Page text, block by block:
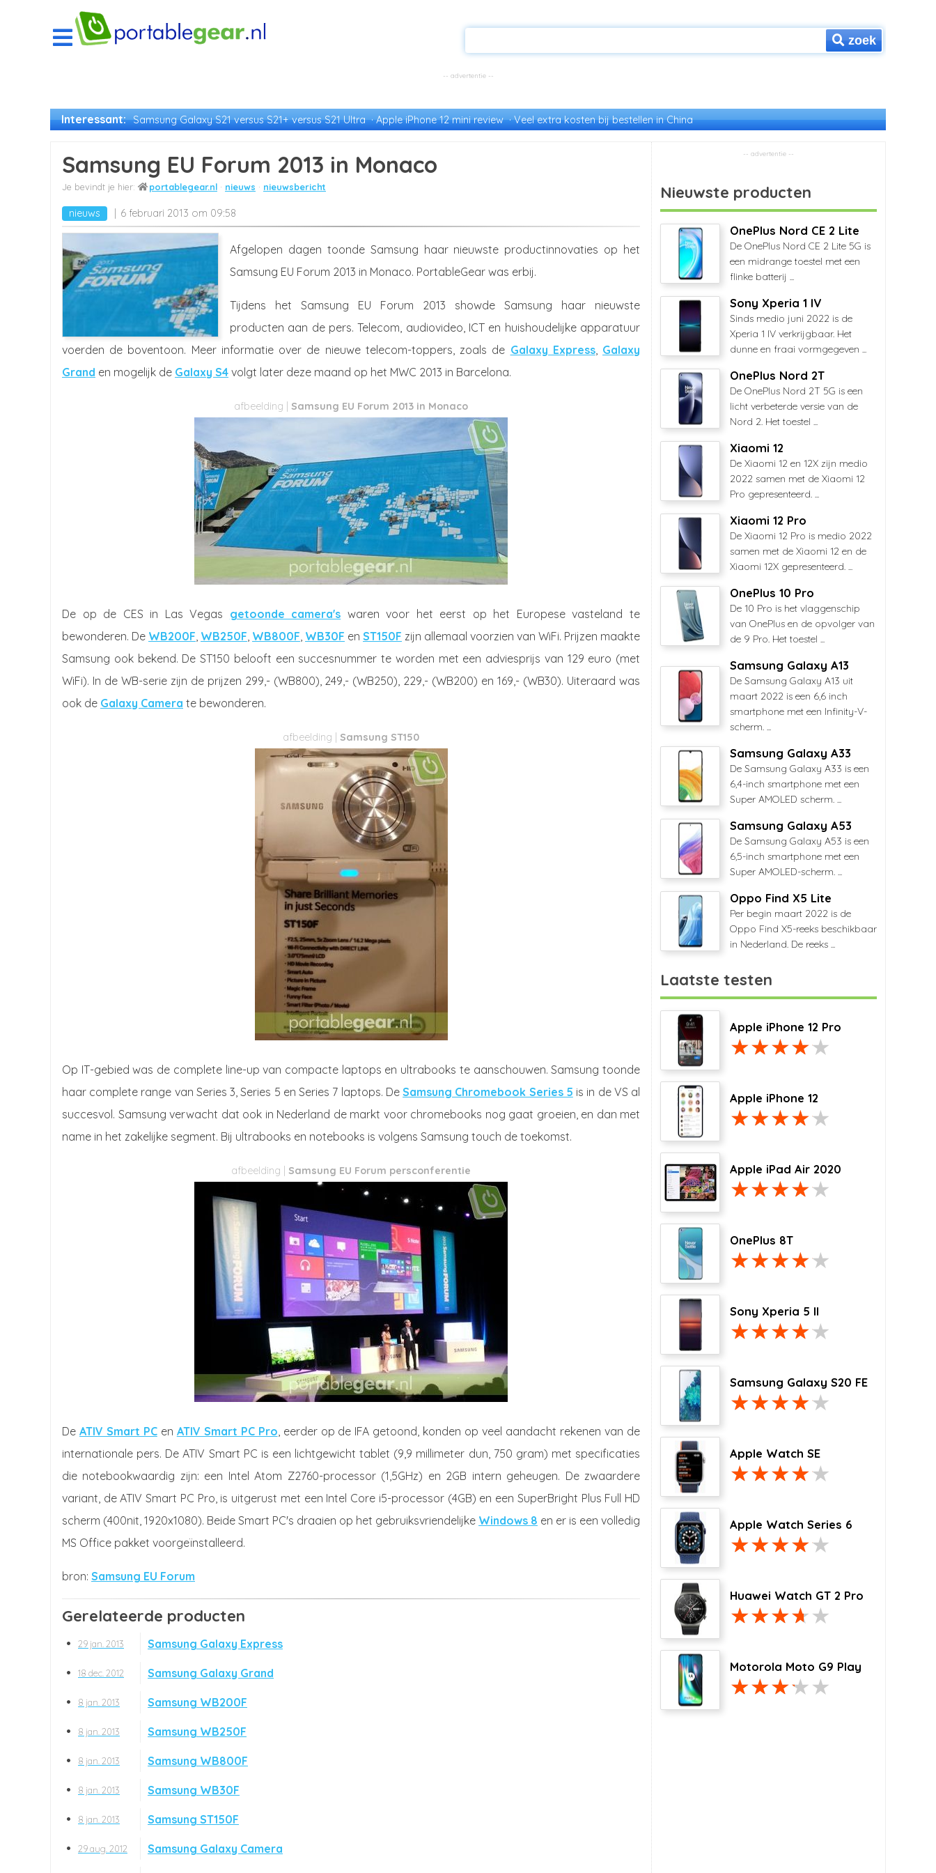
zoek
Interessant: Samsung Galaxy S21 versus S21+ versus S21 Ultra Apple iPhone 12 mini review Veel extra kosten bij bestellen in China
Samsung EU Forum 2013 in Monaco
portablegear.nl nieuws nieuwsbericht
nieuws 6 februari 2013 om 09:58
Afgelopen dagen toonde Samsung haar nieuwste productinnovaties op het
Samsung EU Forum 2013 in Monaco. PortableGear was erbij.
Tijdens het Samsung EU Forum 2013 showde Samsung haar nieuwste
producten aan de pers. Telecom, audiovideo, ICT en huishoudelijke apparatuur
voerden de boventoon. Meer informatie over de nieuwe telecom-toppers, zoals de Galaxy Express, Galaxy
Grand en mogelijk de Galaxy S4 volgt later deze maand op het MWC 2013 in Barcelona.
Samsung EU Forum 2013 in Monaco
De op de CES in Las Vegas getoonde camera's waren voor het eerst op het Europese vasteland te
bewonderen. De WB200F WB250F WB800F WB30F en ST150F zijn allemaal voorzien van WiFi. Prijzen maakte
Samsung ook bekend. De ST150 belooft een succesnummer te worden met een adviesprijs van 129 euro (met
WiFi). In de WB-serie zijn de prijzen 299,- (WB800), 249,- (WB250), 229,- (WB200) en 169,- (WB30). Uiteraard was
ook de Galaxy Camera te bewonderen.
Samsung ST150
Op IT-gebied was de complete line-up van compacte laptops en ultrabooks te aanschouwen. Samsung toonde
haar complete range van Series 3, Series 5 en Series 7 laptops. DeSamsung Chromebook Series 5 is in de VS al
succesvol. Samsung verwacht dat ook in Nederland de markt voor chromebooks nog gaat groeien, en dan met
name in het zakelijke segment. Bij ultrabooks en notebooks is volgens Samsung touch de toekomst.
Samsung EU Forum persconferentie
De ATIV Smart PCen ATIV Smart PC Pro , eerder op de IFA getoond, konden op veel aandacht rekenen van de
internationale pers. De ATIV Smart PC is een lichtgewicht tablet (9,9 millimeter dun, 750 gram) met specificaties
die notebookwaardig zijn: een Intel Atom Z2760-processor (1,5GHz) en 2GB intern geheugen. De zwaardere
variant, de ATIV Smart PC Pro, is uitgerust met een Intel Core i5-processor (4GB) en een SuperBright Plus Full HD
scherm (400nit, 1920x1080). Beide Smart PC's draaien op het gebruiksvriendelijke Windows 8 en er is een volledig
MS Office pakket voorgeïnstalleerd.
Samsung EU Forum
Gerelateerde producten
29 jan. 2013 Samsung Galaxy Express
18 dec. 2012 Samsung Galaxy Grand
8 jan. 2013 Samsung WB200F
8 jan. 2013 Samsung WB250F
8 jan. 2013 Samsung WB800F
8 jan. 2013 Samsung WB30F
8 jan. 2013 Samsung ST150F
29 aug. 2012 Samsung Galaxy Camera
Nieuwste producten
OnePlus Nord CE 2 Lite
De OnePlus Nord CE 2 Lite 5G is
een midrange toestel met een
flinke batterij ...
Sony Xperia 1 IV
Sinds medio juni 2022 is de
Xperia 1 IV verkrijgbaar. Het
dunne en fraai vormgegeven ...
OnePlus Nord 2T
De OnePlus Nord 2T 5G is een
licht verbeterde versie van de
Nord 2. Het toestel ...
Xiaomi 12
De Xiaomi 12 en 12X zijn medio
2022 samen met de Xiaomi 12
Pro gepresenteerd. ...
Xiaomi 12 Pro
De Xiaomi 12 Pro is medio 2022
samen met de Xiaomi 12 en de
Xiaomi 12X gepresenteerd. ...
OnePlus 10 Pro
De 10 Pro is het vlaggenschip
van OnePlus en de opvolger van
de 9 Pro. Het toestel ...
Samsung Galaxy A13
De Samsung Galaxy A13 uit
maart 2022 is een 6,6 inch
smartphone met een Infinity-V-
scherm. ...
Samsung Galaxy A33
De Samsung Galaxy A33 is een
6,4-inch smartphone met een
Super AMOLED scherm. ...
Samsung Galaxy A53
De Samsung Galaxy A53 is een
6,5-inch smartphone met een
Super AMOLED-scherm. ...
Oppo Find X5 Lite
Per begin maart 2022 is de
Oppo Find X5-reeks beschikbaar
in Nederland. De reeks ...
Laatste testen
Apple iPhone 12 Pro
Apple iPhone 12
Apple iPad Air 2020
OnePlus 8T
Sony Xperia 5 II
Samsung Galaxy S20 FE
Apple Watch SE
Apple Watch Series 6
Huawei Watch GT 2 Pro
Motorola Moto G9 Play